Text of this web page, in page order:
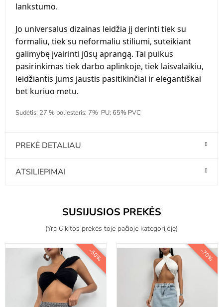
lankstumo.
Jo universalus dizainas leidžia jį derinti tiek su
formaliu, tiek su neformaliu stiliumi, suteikiant
galimybę įvairinti jūsų aprangą. Tai puikus
pasirinkimas tiek darbo aplinkoje, tiek laisvalaikiu,
leidžiantis jums jaustis pasitikinčiai ir elegantiškai
bet kuriuo metu.
Sudėtis: 27 % poliesteris; 7% PU; 65% PVC
PREKĖ DETALIAU
ATSILIEPIMAI
SUSIJUSIOS PREKĖS
(Yra 6 kitos prekės toje pačioje kategorijoje)
−50% −70%